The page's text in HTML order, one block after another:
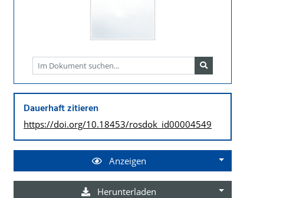
Dauerhaft zitieren
https://doi.org/10.18453/rosdok_id00004549
Anzeigen
Herunterladen